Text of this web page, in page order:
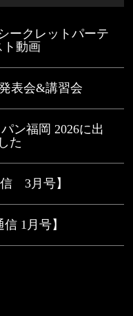
ークレットパーテ
ト動画
表会&講習会
ン福岡 2026に出
た
信 3月号】
1月号】